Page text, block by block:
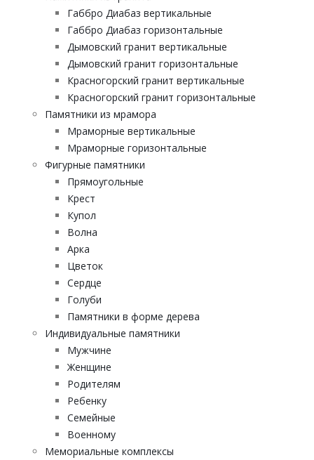
Габбро Диабаз вертикальные
Габбро Диабаз горизонтальные
Дымовский гранит вертикальные
Дымовский гранит горизонтальные
Красногорский гранит вертикальные
Красногорский гранит горизонтальные
Памятники из мрамора
Мраморные вертикальные
Мраморные горизонтальные
Фигурные памятники
Прямоугольные
Крест
Купол
Волна
Арка
Цветок
Сердце
Голуби
Памятники в форме дерева
Индивидуальные памятники
Мужчине
Женщине
Родителям
Ребенку
Семейные
Военному
Мемориальные комплексы